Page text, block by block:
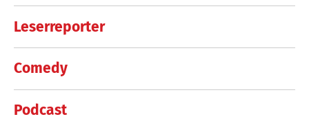
Leserreporter
Comedy
Podcast